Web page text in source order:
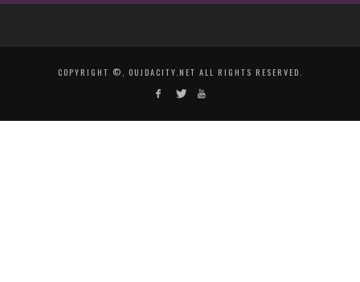
COPYRIGHT ©, OUJDACITY.NET ALL RIGHTS RESERVED.